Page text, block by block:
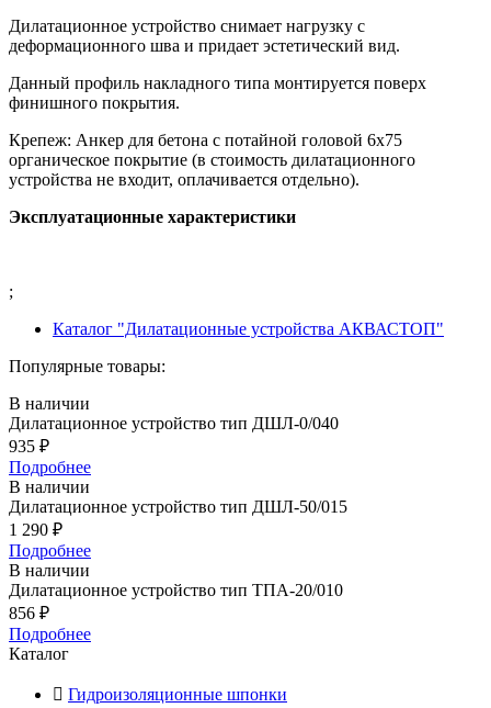
Дилатационное устройство снимает нагрузку с
деформационного шва и придает эстетический вид.
Данный профиль накладного типа монтируется поверх
финишного покрытия.
Крепеж: Анкер для бетона с потайной головой 6х75
органическое покрытие (в стоимость дилатационного
устройства не входит, оплачивается отдельно).
Эксплуатационные характеристики
;
Каталог "Дилатационные устройства АКВАСТОП"
Популярные товары:
В наличии
Дилатационное устройство тип ДШЛ-0/040
935 ₽
Подробнее
В наличии
Дилатационное устройство тип ДШЛ-50/015
1 290 ₽
Подробнее
В наличии
Дилатационное устройство тип ТПА-20/010
856 ₽
Подробнее
Каталог
Гидроизоляционные шпонки